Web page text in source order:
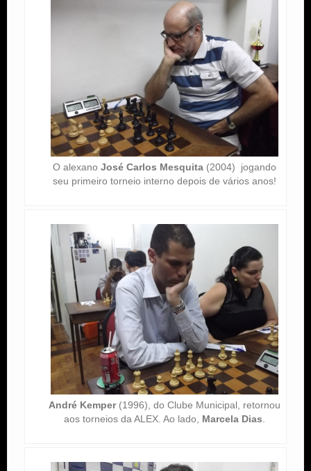
O alexano José Carlos Mesquita(2004) jogando
seu primeiro torneio interno depois de vários anos!
André Kemper(1996), do Clube Municipal, retornou
aos torneios da ALEX. Ao lado, Marcela Dias.